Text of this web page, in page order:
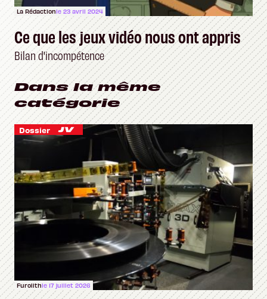
La Rédactionle 23 avril 2024
Ce que les jeux vidéo nous ont appris
Bilan d'incompétence
Dans la même
catégorie
Dossier
Furolithle 17 juillet 2026